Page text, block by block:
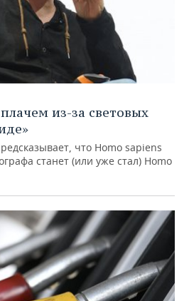
из-за световых
что Homo sapiens
станет (или уже стал) Homo